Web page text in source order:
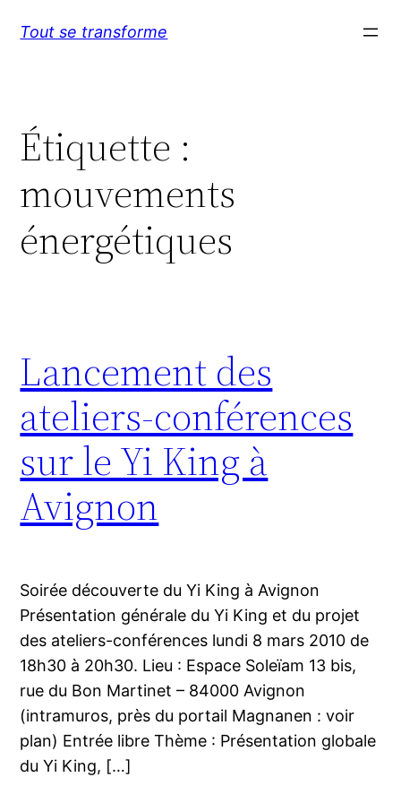
Tout se transforme
Étiquette :
mouvements
énergétiques
Lancement des
ateliers-conférences
sur le Yi King à
Avignon
Soirée découverte du Yi King à Avignon
Présentation générale du Yi King et du projet
des ateliers-conférences lundi 8 mars 2010 de
18h30 à 20h30. Lieu : Espace Soleïam 13 bis,
rue du Bon Martinet – 84000 Avignon
(intramuros, près du portail Magnanen : voir
plan) Entrée libre Thème : Présentation globale
du Yi King, […]